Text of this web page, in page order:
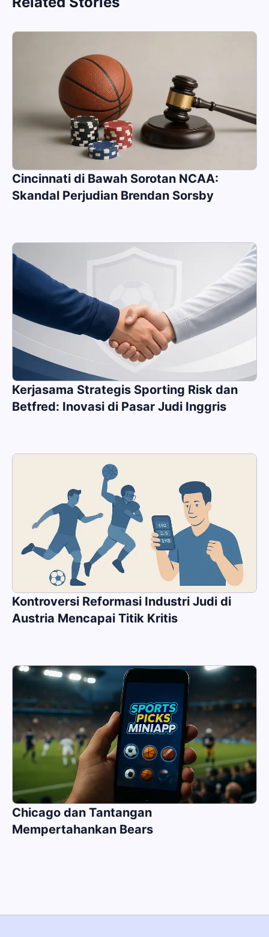
Cincinnati di Bawah Sorotan NCAA:
Skandal Perjudian Brendan Sorsby
Kerjasama Strategis Sporting Risk dan
Betfred: Inovasi di Pasar Judi Inggris
Kontroversi Reformasi Industri Judi di
Austria Mencapai Titik Kritis
Chicago dan Tantangan
Mempertahankan Bears